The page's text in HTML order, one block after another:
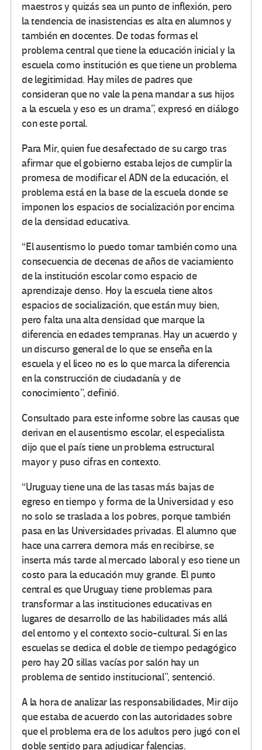
maestros y quizás sea un punto de inflexión, pero
la tendencia de inasistencias es alta en alumnos y
también en docentes. De todas formas el
problema central que tiene la educación inicial y la
escuela como institución es que tiene un problema
de legitimidad. Hay miles de padres que
consideran que no vale la pena mandar a sus hijos
a la escuela y eso es un drama”, expresó en diálogo
con este portal.
Para Mir, quien fue desafectado de su cargo tras
afirmar que el gobierno estaba lejos de cumplir la
promesa de modificar el ADN de la educación, el
problema está en la base de la escuela donde se
imponen los espacios de socialización por encima
de la densidad educativa.
“El ausentismo lo puedo tomar también como una
consecuencia de decenas de años de vaciamiento
de la institución escolar como espacio de
aprendizaje denso. Hoy la escuela tiene altos
espacios de socialización, que están muy bien,
pero falta una alta densidad que marque la
diferencia en edades tempranas. Hay un acuerdo y
un discurso general de lo que se enseña en la
escuela y el liceo no es lo que marca la diferencia
en la construcción de ciudadanía y de
conocimiento”, definió.
Consultado para este informe sobre las causas que
derivan en el ausentismo escolar, el especialista
dijo que el país tiene un problema estructural
mayor y puso cifras en contexto.
“Uruguay tiene una de las tasas más bajas de
egreso en tiempo y forma de la Universidad y eso
no solo se traslada a los pobres, porque también
pasa en las Universidades privadas. El alumno que
hace una carrera demora más en recibirse, se
inserta más tarde al mercado laboral y eso tiene un
costo para la educación muy grande. El punto
central es que Uruguay tiene problemas para
transformar a las instituciones educativas en
lugares de desarrollo de las habilidades más allá
del entorno y el contexto socio-cultural. Si en las
escuelas se dedica el doble de tiempo pedagógico
pero hay 20 sillas vacías por salón hay un
problema de sentido institucional”, sentenció.
A la hora de analizar las responsabilidades, Mir dijo
que estaba de acuerdo con las autoridades sobre
que el problema era de los adultos pero jugó con el
doble sentido para adjudicar falencias.